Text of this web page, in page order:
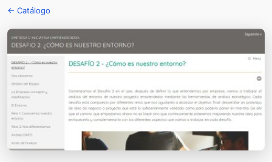
← Catálogo